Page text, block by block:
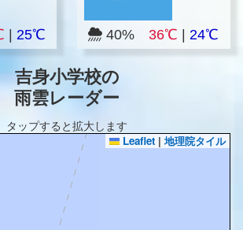
25℃ 40%36℃ |24℃
吉身小学校の
雨雲レーダー
タップすると拡大します
Leaflet | 地理院タイル